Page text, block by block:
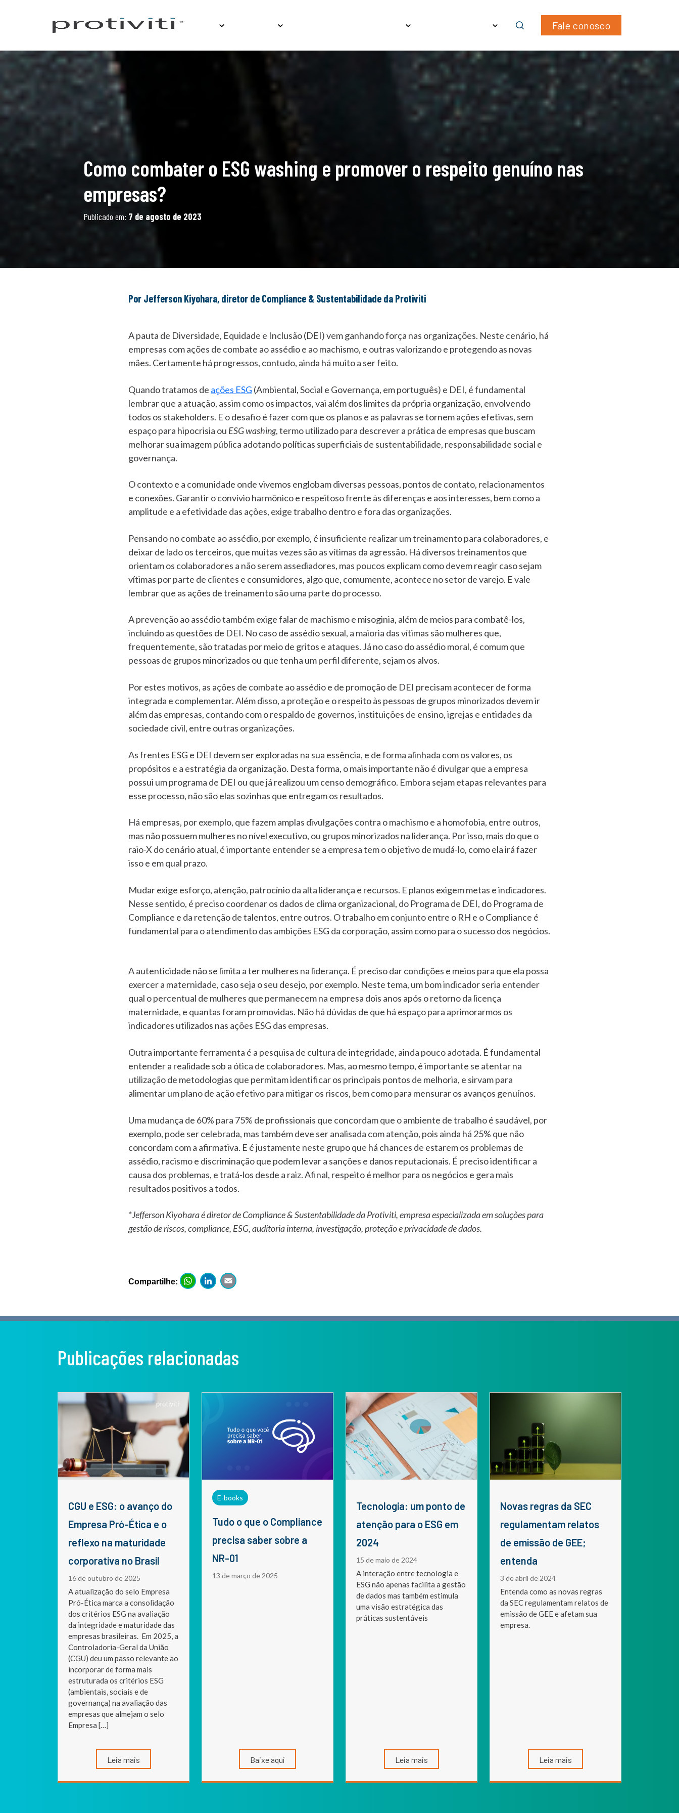
Fale conosco
Como combater o ESG washing e promover o respeito genuíno nas
empresas?
Publicado em: 7 de agosto de 2023
Por Jefferson Kiyohara, diretor de Compliance & Sustentabilidade da Protiviti
A pauta de Diversidade, Equidade e Inclusão (DEI) vem ganhando força nas organizações. Neste cenário, há
empresas com ações de combate ao assédio e ao machismo, e outras valorizando e protegendo as novas
mães. Certamente há progressos, contudo, ainda há muito a ser feito.
Quando tratamos de ações ESG (Ambiental, Social e Governança, em português) e DEI, é fundamental
lembrar que a atuação, assim como os impactos, vai além dos limites da própria organização, envolvendo
todos os stakeholders. E o desafio é fazer com que os planos e as palavras se tornem ações efetivas, sem
espaço para hipocrisia ou ESG washing, termo utilizado para descrever a prática de empresas que buscam
melhorar sua imagem pública adotando políticas superficiais de sustentabilidade, responsabilidade social e
governança.
O contexto e a comunidade onde vivemos englobam diversas pessoas, pontos de contato, relacionamentos
e conexões. Garantir o convívio harmônico e respeitoso frente às diferenças e aos interesses, bem como a
amplitude e a efetividade das ações, exige trabalho dentro e fora das organizações.
Pensando no combate ao assédio, por exemplo, é insuficiente realizar um treinamento para colaboradores, e
deixar de lado os terceiros, que muitas vezes são as vítimas da agressão. Há diversos treinamentos que
orientam os colaboradores a não serem assediadores, mas poucos explicam como devem reagir caso sejam
vítimas por parte de clientes e consumidores, algo que, comumente, acontece no setor de varejo. E vale
lembrar que as ações de treinamento são uma parte do processo.
A prevenção ao assédio também exige falar de machismo e misoginia, além de meios para combatê-los,
incluindo as questões de DEI. No caso de assédio sexual, a maioria das vítimas são mulheres que,
frequentemente, são tratadas por meio de gritos e ataques. Já no caso do assédio moral, é comum que
pessoas de grupos minorizados ou que tenha um perfil diferente, sejam os alvos.
Por estes motivos, as ações de combate ao assédio e de promoção de DEI precisam acontecer de forma
integrada e complementar. Além disso, a proteção e o respeito às pessoas de grupos minorizados devem ir
além das empresas, contando com o respaldo de governos, instituições de ensino, igrejas e entidades da
sociedade civil, entre outras organizações.
As frentes ESG e DEI devem ser exploradas na sua essência, e de forma alinhada com os valores, os
propósitos e a estratégia da organização. Desta forma, o mais importante não é divulgar que a empresa
possui um programa de DEI ou que já realizou um censo demográfico. Embora sejam etapas relevantes para
esse processo, não são elas sozinhas que entregam os resultados.
Há empresas, por exemplo, que fazem amplas divulgações contra o machismo e a homofobia, entre outros,
mas não possuem mulheres no nível executivo, ou grupos minorizados na liderança. Por isso, mais do que o
raio-X do cenário atual, é importante entender se a empresa tem o objetivo de mudá-lo, como ela irá fazer
isso e em qual prazo.
Mudar exige esforço, atenção, patrocínio da alta liderança e recursos. E planos exigem metas e indicadores.
Nesse sentido, é preciso coordenar os dados de clima organizacional, do Programa de DEI, do Programa de
Compliance e da retenção de talentos, entre outros. O trabalho em conjunto entre o RH e o Compliance é
fundamental para o atendimento das ambições ESG da corporação, assim como para o sucesso dos negócios.
A autenticidade não se limita a ter mulheres na liderança. É preciso dar condições e meios para que ela possa
exercer a maternidade, caso seja o seu desejo, por exemplo. Neste tema, um bom indicador seria entender
qual o percentual de mulheres que permanecem na empresa dois anos após o retorno da licença
maternidade, e quantas foram promovidas. Não há dúvidas de que há espaço para aprimorarmos os
indicadores utilizados nas ações ESG das empresas.
Outra importante ferramenta é a pesquisa de cultura de integridade, ainda pouco adotada. É fundamental
entender a realidade sob a ótica de colaboradores. Mas, ao mesmo tempo, é importante se atentar na
utilização de metodologias que permitam identificar os principais pontos de melhoria, e sirvam para
alimentar um plano de ação efetivo para mitigar os riscos, bem como para mensurar os avanços genuínos.
Uma mudança de 60% para 75% de profissionais que concordam que o ambiente de trabalho é saudável, por
exemplo, pode ser celebrada, mas também deve ser analisada com atenção, pois ainda há 25% que não
concordam com a afirmativa. E é justamente neste grupo que há chances de estarem os problemas de
assédio, racismo e discriminação que podem levar a sanções e danos reputacionais. É preciso identificar a
causa dos problemas, e tratá-los desde a raiz. Afinal, respeito é melhor para os negócios e gera mais
resultados positivos a todos.
*Jefferson Kiyohara é diretor de Compliance & Sustentabilidade da Protiviti, empresa especializada em soluções para
gestão de riscos, compliance, ESG, auditoria interna, investigação, proteção e privacidade de dados.
Compartilhe: WhatsApp
LinkedIn
Publicações relacionadas
CGU e ESG: o avanço do
Empresa Pró-Ética e o
reflexo na maturidade
corporativa no Brasil
16 de outubro de 2025
A atualização do selo Empresa
Pró-Ética marca a consolidação
dos critérios ESG na avaliação
da integridade e maturidade das
empresas brasileiras. Em 2025, a
Controladoria-Geral da União
(CGU) deu um passo relevante ao
incorporar de forma mais
estruturada os critérios ESG
(ambientais, sociais e de
governança) na avaliação das
empresas que almejam o selo
Empresa […]
Leia mais
E-books
Tudo o que o Compliance
precisa saber sobre a
NR-01
13 de março de 2025
Baixe aqui
Tecnologia: um ponto de
atenção para o ESG em
2024
15 de maio de 2024
A interação entre tecnologia e
ESG não apenas facilita a gestão
de dados mas também estimula
uma visão estratégica das
práticas sustentáveis
Leia mais
Novas regras da SEC
regulamentam relatos
de emissão de GEE;
entenda
3 de abril de 2024
Entenda como as novas regras
da SEC regulamentam relatos de
emissão de GEE e afetam sua
empresa.
Leia mais